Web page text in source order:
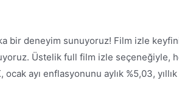
bir deneyim sunuyoruz! Film izle
Üstelik full film izle seçeneğiyle,
ayı enflasyonunu aylık %5,03, yıllık